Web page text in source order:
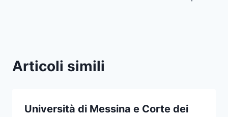
Articoli simili
Università di Messina e Corte dei